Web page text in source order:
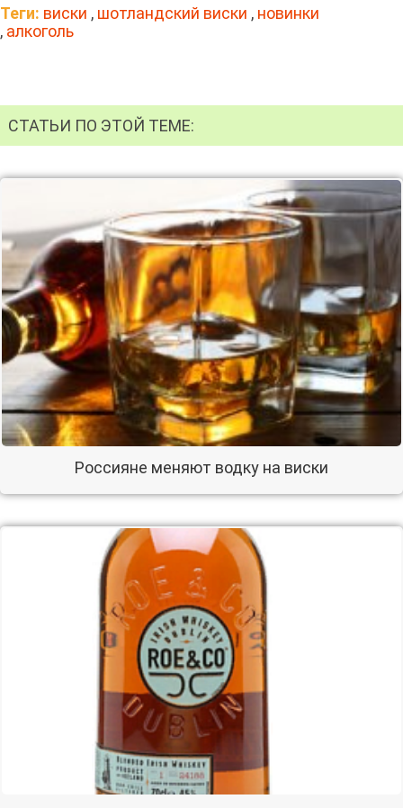
Теги: виски , шотландский виски , новинки
, алкоголь
СТАТЬИ ПО ЭТОЙ ТЕМЕ:
Россияне меняют водку на виски